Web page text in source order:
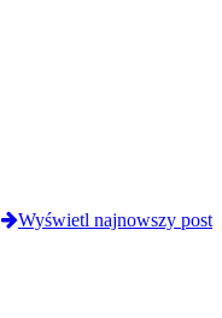
Wyświetl najnowszy post